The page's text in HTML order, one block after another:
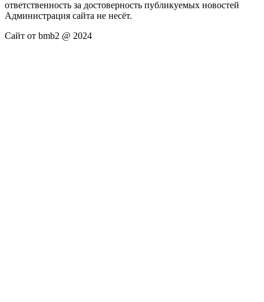
ответственность за достоверность публикуемых новостей
Администрация сайта не несёт.
Сайт от bmb2 @ 2024